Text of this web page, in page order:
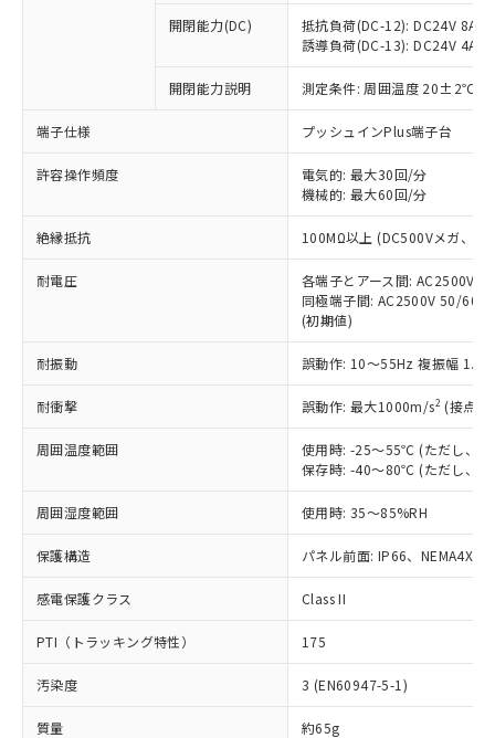
開閉能力(DC)
抵抗負荷(DC-12): DC24V 8A/
誘導負荷(DC-13): DC24V 4A/
開閉能力説明 測定条件: 周囲温度 20±2℃、
端子仕様 プッシュインPlus端子台
許容操作頻度
電気的: 最大30回/分
機械的: 最大60回/分
絶縁抵抗 100MΩ以上 (DC500Vメガ、点
耐電圧
各端子とアース間: AC2500V
同極端子間: AC2500V 50/
(初期値)
耐振動 誤動作: 10～55Hz 複振幅
耐衝撃 誤動作: 最大1000m/s2 (接点
周囲温度範囲
使用時: -25～55℃ (ただし、氷
保存時: -40～80℃ (ただし、氷
周囲湿度範囲 使用時: 35～85%RH
保護構造 パネル前面: IP66、NEMA4X,
感電保護クラス Class II
PTI（トラッキング特性） 175
汚染度 3 (EN60947-5-1)
質量 約65g
商品の当社在庫状況および標準価格
(税抜)を提供させていただくもので
当社制御機器事業取扱商品の中には、
本サービスの対象外となる商品もある
ことをご了承ください。
在庫状況および標準価格照会結果は、
記載している更新日時点での社内デー
タに基づき作成されるものであり、閲
覧された時点での実際の在庫および標
準価格とは異なる場合があることをご
正式な納期状況および標準価格はお客
様のお取引先、またはお客様担当のオ
ムロン制御機器販売店・当社販売員に
オムロン制御機器販売店や当社販売拠
販売ネットワーク
」をご確認
在庫状況および標準価格結果を当社の
事前の承諾なく第三者に漏洩または開
示しないようお願いします。
マイパーツ機能（部品リスト作成サー
ビス）をご利用いただくには、I-Web
メンバーズにご登録されている必要が
あります。
お客様が当ウェブサイト上で当社にご
登録された部品リストについて、当社
および当社の共同利用者が、当社の製
品・サービスに関するお客様との取
引・商談に必要な範囲で利用すること
非含有の対応状況を調査中または確認中の
非該当品：ライセンス料など無形物で、有
害物質有無と関係のない商品です。
いたものが、含有品と判明した場合などや
むを得ず変更することがあります。
鉛(Pb) 1000ppm以下、 水銀(Hg) 1000ppm以下、 カド
六価クロム(Cr(Ⅵ)) 1000ppm以下、ポリ臭化ビフェニル
類(PBB) 1000ppm以下、ポリ臭化ジフェニルエーテル類
(PBDE) 1000ppm以下、フタル酸ビス(2-エチルヘキシ
ル) (DEHP)(別名：DOP) 1000ppm以下、フタル酸ブチ
ルベンジル（BBP） 1000ppm以下、フタル酸ジブチル
（DBP） 1000ppm以下、フタル酸ジイソブチル
但し、RoHS指令で産業用監視および制御機器に対する
図的な使用がないことを確認しています。
部品在庫の切り替え状況などにより、予定
月が前後することがあります。
※3 非含有証明書ダウンロード
下記の非含有証明書をダウンロードするこ
「○」：最大均質材料含有率が中国RoHSの
基準値以下であることを示します。
「×」：最大均質材料含有率が中国RoHSの
基準値を超えていることを示します。
い合わせください。
*中国RoHS10物質の基準値 (GB/T26572)：
Pb(鉛) :1000ppm、 Hg(水銀) : 1000ppm、 Cd(カドミウ
ム) : 100ppm、
Cr(Ⅵ)(六価クロム) : 1000ppm、 PBBs(ポリ臭化ビフェ
ニル類) : 1000ppm、 PBDEs(ポリ臭化ジフェニルエーテ
DBP(フタル酸ジブチル) : 1000ppm、 DIBP(フタル酸ジ
イソブチル) : 1000ppm、 BBP(フタル酸ブチルベンジ
DEHP(フタル酸ビス(2-エチルヘキシル)) : 1000ppm
「ｅ」：有害物質（10物質）のすべてが基
準値以下であることを示します。
「10」：通常の使用状況下において有害物
質が外部に漏えいし、環境に深刻な影響を
及ぼさない年数を意味します。
「－」：未確認です。当社販売部門へお問
当社は、これら貴社製品のうち、外国
為替および外国貿易法に定める商品
（以下｢規制貨物等」という）を輸出
または国外への提供する場合は、日本
国政府の輸出許可(または役務取引許
可)を取得するなどの必要な手続きを
当社は規制貨物を破棄する場合は、完
全に破砕するなど、違法に輸出されな
いよう必要な手段を講じます。
当社は貴社製品を、核兵器、ミサイ
ル、化学兵器、生物兵器またはその他
武器並びにこれらの製造装置等に一切
当社は、貴社製品を第三者に販売する
場合は、上記1、2および3の内容を当
該第三者に通知します。また当社は、
販売先および販売に係わる関係者が違
法に輸出するおそれがある場合は、取
り引きをいたしません。
キャンセル
一定数以上の在庫あり
一定数には満たないが在庫あり
在庫なし(最新の在庫状況につ
いては、お客様のお取引先、ま
たはお客様担当のオムロン制御
機器販売店・当社販売員にご確
受注生産機種、また在庫状況の
情報を公開していない機種